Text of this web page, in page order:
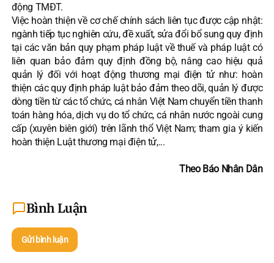
động TMĐT.
Việc hoàn thiện về cơ chế chính sách liên tục được cập nhật:
ngành tiếp tục nghiên cứu, đề xuất, sửa đổi bổ sung quy định
tại các văn bản quy phạm pháp luật về thuế và pháp luật có
liên quan bảo đảm quy định đồng bộ, nâng cao hiệu quả
quản lý đối với hoạt động thương mại điện tử như: hoàn
thiện các quy định pháp luật bảo đảm theo dõi, quản lý được
dòng tiền từ các tổ chức, cá nhân Việt Nam chuyển tiền thanh
toán hàng hóa, dịch vụ do tổ chức, cá nhân nước ngoài cung
cấp (xuyên biên giới) trên lãnh thổ Việt Nam; tham gia ý kiến
hoàn thiện Luật thương mại điện tử,...
Theo Báo Nhân Dân
Bình Luận
Gửi bình luận